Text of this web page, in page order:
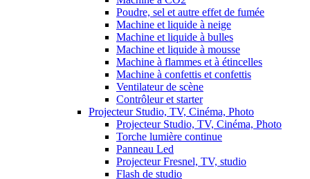
Poudre, sel et autre effet de fumée
Machine et liquide à neige
Machine et liquide à bulles
Machine et liquide à mousse
Machine à flammes et à étincelles
Machine à confettis et confettis
Ventilateur de scène
Contrôleur et starter
Projecteur Studio, TV, Cinéma, Photo
Projecteur Studio, TV, Cinéma, Photo
Torche lumière continue
Panneau Led
Projecteur Fresnel, TV, studio
Flash de studio